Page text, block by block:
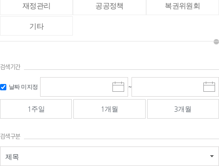
재정관리 공공정책 복권위원회
기타
검색기간
날짜 미지정
시
작
일
선
~
종
료
선
1주일 1개월 3개월
검색구분
제목